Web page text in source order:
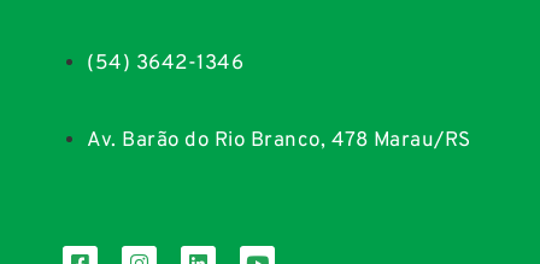
(54) 3642-1346
Av. Barão do Rio Branco, 478 Marau/RS